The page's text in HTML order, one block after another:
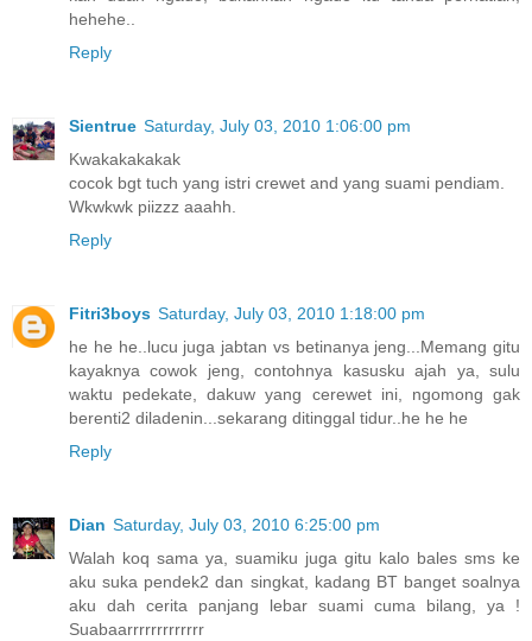
hehehe..
Reply
Sientrue Saturday, July 03, 2010 1:06:00 pm
Kwakakakakak
cocok bgt tuch yang istri crewet and yang suami pendiam.
Wkwkwk piizzz aaahh.
Reply
Fitri3boys Saturday, July 03, 2010 1:18:00 pm
he he he..lucu juga jabtan vs betinanya jeng...Memang gitu
kayaknya cowok jeng, contohnya kasusku ajah ya, sulu
waktu pedekate, dakuw yang cerewet ini, ngomong gak
berenti2 diladenin...sekarang ditinggal tidur..he he he
Reply
Dian Saturday, July 03, 2010 6:25:00 pm
Walah koq sama ya, suamiku juga gitu kalo bales sms ke
aku suka pendek2 dan singkat, kadang BT banget soalnya
aku dah cerita panjang lebar suami cuma bilang, ya !
Suabaarrrrrrrrrrrrr